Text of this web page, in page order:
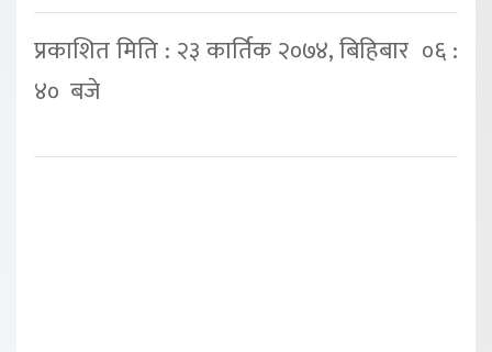
प्रकाशित मिति : २३ कार्तिक २०७४, बिहिबार ०६ :
४० बजे